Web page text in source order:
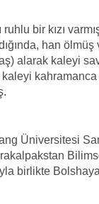
bir kızı
han
alarak kaleyi
Üniversitesi
birlikte